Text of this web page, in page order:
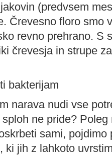
(predvsem
Črevesno floro smo
revno prehrano. S
črevesja in strupe
bakterijam
narava nudi vse
ne pride?
sami,
ki jih z lahkoto